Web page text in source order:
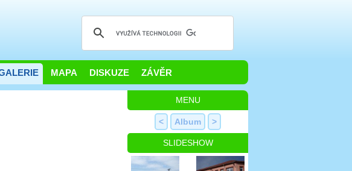
MAPA DISKUZE ZÁVĚR
MENU
< Album >
SLIDESHOW